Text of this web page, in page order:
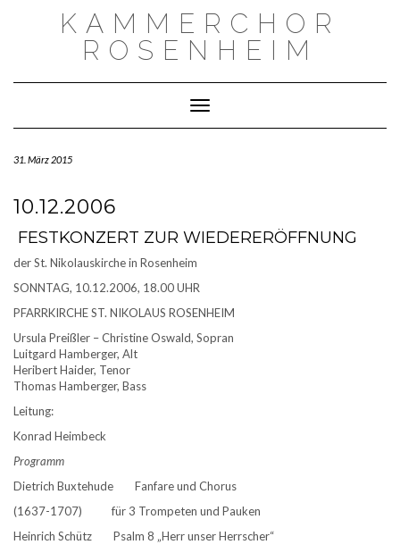
KAMMERCHOR
ROSENHEIM
Toggle Navigation
31. März 2015
10.12.2006
FESTKONZERT ZUR WIEDERERÖFFNUNG
der St. Nikolauskirche in Rosenheim
SONNTAG, 10.12.2006, 18.00 UHR
PFARRKIRCHE ST. NIKOLAUS ROSENHEIM
Ursula Preißler – Christine Oswald, Sopran
Luitgard Hamberger, Alt
Heribert Haider, Tenor
Thomas Hamberger, Bass
Leitung:
Konrad Heimbeck
Programm
Dietrich Buxtehude Fanfare und Chorus
(1637-1707) für 3 Trompeten und Pauken
Heinrich Schütz Psalm 8 „Herr unser Herrscher“